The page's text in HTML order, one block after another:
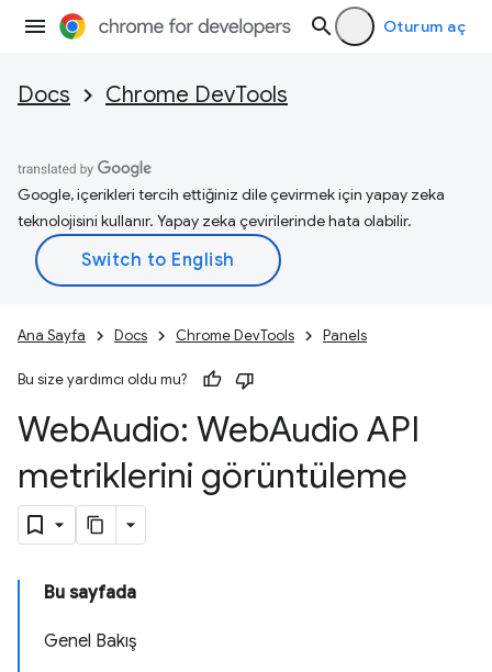
Oturum aç
Docs Chrome DevTools
Google, içerikleri tercih ettiğiniz dile çevirmek için yapay zeka
teknolojisini kullanır. Yapay zeka çevirilerinde hata olabilir.
Ana Sayfa Docs Chrome DevTools Panels
Bu size yardımcı oldu mu?
WebAudio: WebAudio API
metriklerini görüntüleme
Bu sayfada
Genel Bakış